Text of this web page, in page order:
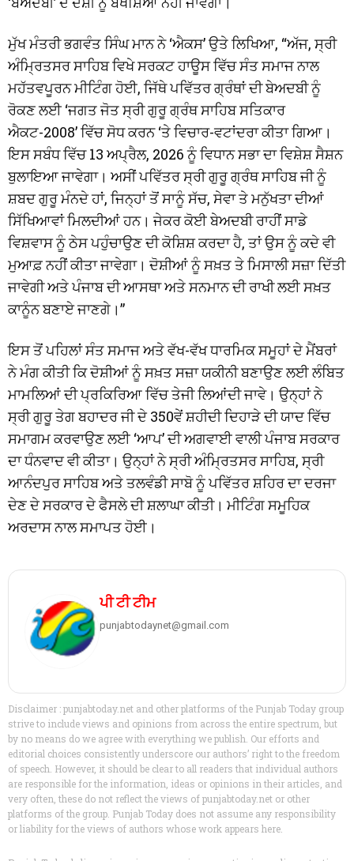
ਮੁੱਖ ਮੰਤਰੀ ਭਗਵੰਤ ਸਿੰਘ ਮਾਨ ਨੇ ‘ਐਕਸ’ ਉਤੇ ਲਿਖਿਆ, “ਅੱਜ, ਸ੍ਰੀ
ਅੰਮ੍ਰਿਤਸਰ ਸਾਹਿਬ ਵਿਖੇ ਸਰਕਟ ਹਾਊਸ ਵਿੱਚ ਸੰਤ ਸਮਾਜ ਨਾਲ
ਮਹੱਤਵਪੂਰਨ ਮੀਟਿੰਗ ਹੋਈ, ਜਿੱਥੇ ਪਵਿੱਤਰ ਗ੍ਰੰਥਾਂ ਦੀ ਬੇਅਦਬੀ ਨੂੰ
ਰੋਕਣ ਲਈ ‘ਜਗਤ ਜੋਤ ਸ੍ਰੀ ਗੁਰੂ ਗ੍ਰੰਥ ਸਾਹਿਬ ਸਤਿਕਾਰ
ਐਕਟ-2008’ ਵਿੱਚ ਸੋਧ ਕਰਨ ‘ਤੇ ਵਿਚਾਰ-ਵਟਾਂਦਰਾ ਕੀਤਾ ਗਿਆ।
ਇਸ ਸਬੰਧ ਵਿੱਚ 13 ਅਪ੍ਰੈਲ, 2026 ਨੂੰ ਵਿਧਾਨ ਸਭਾ ਦਾ ਵਿਸ਼ੇਸ਼ ਸੈਸ਼ਨ
ਬੁਲਾਇਆ ਜਾਵੇਗਾ। ਅਸੀਂ ਪਵਿੱਤਰ ਸ੍ਰੀ ਗੁਰੂ ਗ੍ਰੰਥ ਸਾਹਿਬ ਜੀ ਨੂੰ
ਸ਼ਬਦ ਗੁਰੂ ਮੰਨਦੇ ਹਾਂ, ਜਿਨ੍ਹਾਂ ਤੋਂ ਸਾਨੂੰ ਸੱਚ, ਸੇਵਾ ਤੇ ਮਨੁੱਖਤਾ ਦੀਆਂ
ਸਿੱਖਿਆਵਾਂ ਮਿਲਦੀਆਂ ਹਨ। ਜੇਕਰ ਕੋਈ ਬੇਅਦਬੀ ਰਾਹੀਂ ਸਾਡੇ
ਵਿਸ਼ਵਾਸ ਨੂੰ ਠੇਸ ਪਹੁੰਚਾਉਣ ਦੀ ਕੋਸ਼ਿਸ਼ ਕਰਦਾ ਹੈ, ਤਾਂ ਉਸ ਨੂੰ ਕਦੇ ਵੀ
ਮੁਆਫ਼ ਨਹੀਂ ਕੀਤਾ ਜਾਵੇਗਾ। ਦੋਸ਼ੀਆਂ ਨੂੰ ਸਖ਼ਤ ਤੇ ਮਿਸਾਲੀ ਸਜ਼ਾ ਦਿੱਤੀ
ਜਾਵੇਗੀ ਅਤੇ ਪੰਜਾਬ ਦੀ ਆਸਥਾ ਅਤੇ ਸਨਮਾਨ ਦੀ ਰਾਖੀ ਲਈ ਸਖ਼ਤ
ਕਾਨੂੰਨ ਬਣਾਏ ਜਾਣਗੇ।”
ਇਸ ਤੋਂ ਪਹਿਲਾਂ ਸੰਤ ਸਮਾਜ ਅਤੇ ਵੱਖ-ਵੱਖ ਧਾਰਮਿਕ ਸਮੂਹਾਂ ਦੇ ਮੈਂਬਰਾਂ
ਨੇ ਮੰਗ ਕੀਤੀ ਕਿ ਦੋਸ਼ੀਆਂ ਨੂੰ ਸਖ਼ਤ ਸਜ਼ਾ ਯਕੀਨੀ ਬਣਾਉਣ ਲਈ ਲੰਬਿਤ
ਮਾਮਲਿਆਂ ਦੀ ਪ੍ਰਕਿਰਿਆ ਵਿੱਚ ਤੇਜੀ ਲਿਆਂਦੀ ਜਾਵੇ। ਉਨ੍ਹਾਂ ਨੇ
ਸ੍ਰੀ ਗੁਰੂ ਤੇਗ ਬਹਾਦਰ ਜੀ ਦੇ 350ਵੇਂ ਸ਼ਹੀਦੀ ਦਿਹਾੜੇ ਦੀ ਯਾਦ ਵਿੱਚ
ਸਮਾਗਮ ਕਰਵਾਉਣ ਲਈ ‘ਆਪ’ ਦੀ ਅਗਵਾਈ ਵਾਲੀ ਪੰਜਾਬ ਸਰਕਾਰ
ਦਾ ਧੰਨਵਾਦ ਵੀ ਕੀਤਾ। ਉਨ੍ਹਾਂ ਨੇ ਸ੍ਰੀ ਅੰਮ੍ਰਿਤਸਰ ਸਾਹਿਬ, ਸ੍ਰੀ
ਆਨੰਦਪੁਰ ਸਾਹਿਬ ਅਤੇ ਤਲਵੰਡੀ ਸਾਬੋ ਨੂੰ ਪਵਿੱਤਰ ਸ਼ਹਿਰ ਦਾ ਦਰਜਾ
ਦੇਣ ਦੇ ਸਰਕਾਰ ਦੇ ਫੈਸਲੇ ਦੀ ਸ਼ਲਾਘਾ ਕੀਤੀ। ਮੀਟਿੰਗ ਸਮੂਹਿਕ
ਅਰਦਾਸ ਨਾਲ ਸਮਾਪਤ ਹੋਈ।
ਪੀ ਟੀ ਟੀਮ
punjabtodaynet@gmail.com
Disclaimer : punjabtoday.net and other platforms of the Punjab Today group
strive to include views and opinions from across the entire spectrum, but
by no means do we agree with everything we publish. Our efforts and
editorial choices consistently underscore our authors’ right to the freedom
of speech. However, it should be clear to all readers that individual authors
are responsible for the information, ideas or opinions in their articles, and
very often, these do not reflect the views of punjabtoday.net or other
platforms of the group. Punjab Today does not assume any responsibility
or liability for the views of authors whose work appears here.